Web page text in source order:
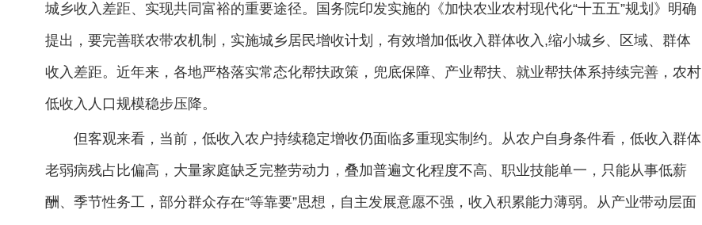
城乡收入差距、实现共同富裕的重要途径。国务院印发实施的《加快农业农村现代化“十五五”规划》明确
提出，要完善联农带农机制，实施城乡居民增收计划，有效增加低收入群体收入,缩小城乡、区域、群体
收入差距。近年来，各地严格落实常态化帮扶政策，兜底保障、产业帮扶、就业帮扶体系持续完善，农村
低收入人口规模稳步压降。
但客观来看，当前，低收入农户持续稳定增收仍面临多重现实制约。从农户自身条件看，低收入群体
老弱病残占比偏高，大量家庭缺乏完整劳动力，叠加普遍文化程度不高、职业技能单一，只能从事低薪
酬、季节性务工，部分群众存在“等靠要”思想，自主发展意愿不强，收入积累能力薄弱。从产业带动层面